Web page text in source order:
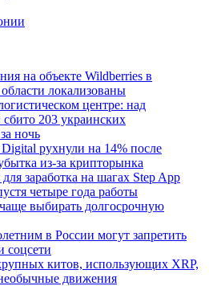
на объекте Wildberries в
локализованы
центре: над
203 украинских
ночь
рухнули на 14% после
из-за крипторынка
заработка на шагах Step App
четыре года работы
выбирать долгосрочную
в России могут запретить
соцсети
китов, использующих XRP,
движения